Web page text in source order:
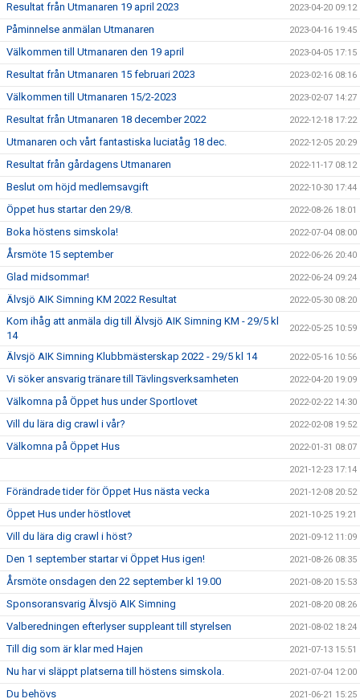
Resultat från Utmanaren 19 april 2023 2023-04-20 09:12
Påminnelse anmälan Utmanaren 2023-04-16 19:45
Välkommen till Utmanaren den 19 april 2023-04-05 17:15
Resultat från Utmanaren 15 februari 2023 2023-02-16 08:16
Välkommen till Utmanaren 15/2-2023 2023-02-07 14:27
Resultat från Utmanaren 18 december 2022 2022-12-18 17:22
Utmanaren och vårt fantastiska luciatåg 18 dec. 2022-12-05 20:29
Resultat från gårdagens Utmanaren 2022-11-17 08:12
Beslut om höjd medlemsavgift 2022-10-30 17:44
Öppet hus startar den 29/8. 2022-08-26 18:01
Boka höstens simskola! 2022-07-04 08:00
Årsmöte 15 september 2022-06-26 20:40
Glad midsommar! 2022-06-24 09:24
Älvsjö AIK Simning KM 2022 Resultat 2022-05-30 08:20
Kom ihåg att anmäla dig till Älvsjö AIK Simning KM - 29/5 kl
14
2022-05-25 10:59
Älvsjö AIK Simning Klubbmästerskap 2022 - 29/5 kl 14 2022-05-16 10:56
Vi söker ansvarig tränare till Tävlingsverksamheten 2022-04-20 19:09
Välkomna på Öppet hus under Sportlovet 2022-02-22 14:30
Vill du lära dig crawl i vår? 2022-02-08 19:52
Välkomna på Öppet Hus 2022-01-31 08:07
2021-12-23 17:14
Förändrade tider för Öppet Hus nästa vecka 2021-12-08 20:52
Öppet Hus under höstlovet 2021-10-25 19:21
Vill du lära dig crawl i höst? 2021-09-12 11:09
Den 1 september startar vi Öppet Hus igen! 2021-08-26 08:35
Årsmöte onsdagen den 22 september kl 19.00 2021-08-20 15:53
Sponsoransvarig Älvsjö AIK Simning 2021-08-20 08:26
Valberedningen efterlyser suppleant till styrelsen 2021-08-02 18:24
Till dig som är klar med Hajen 2021-07-13 15:51
Nu har vi släppt platserna till höstens simskola. 2021-07-04 12:00
Du behövs 2021-06-21 15:25